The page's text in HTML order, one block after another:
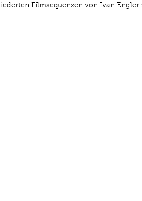
Filmsequenzen von Ivan Engler